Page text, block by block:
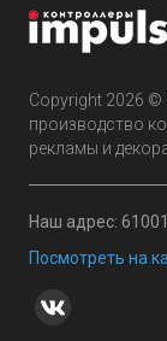
Copyright 2026 ©
производство
рекламы и
Наш адрес:
Посмотреть на